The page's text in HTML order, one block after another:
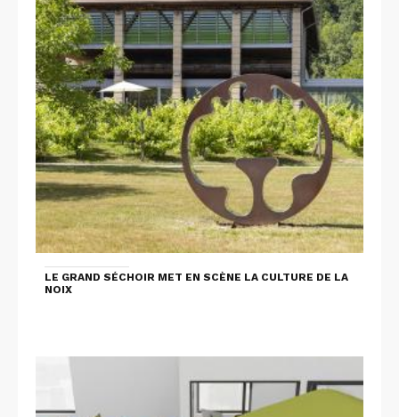
LE GRAND SÉCHOIR MET EN SCÈNE LA CULTURE DE LA
NOIX